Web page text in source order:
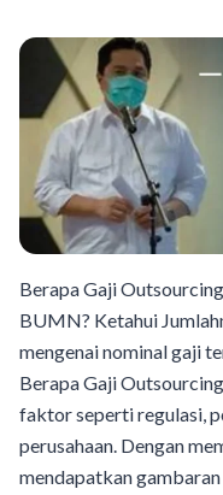
Berapa Gaji
BUMN? Ketahui
mengenai nominal gaji
Berapa Gaji
faktor seperti regulasi,
perusahaan. Dengan
mendapatkan